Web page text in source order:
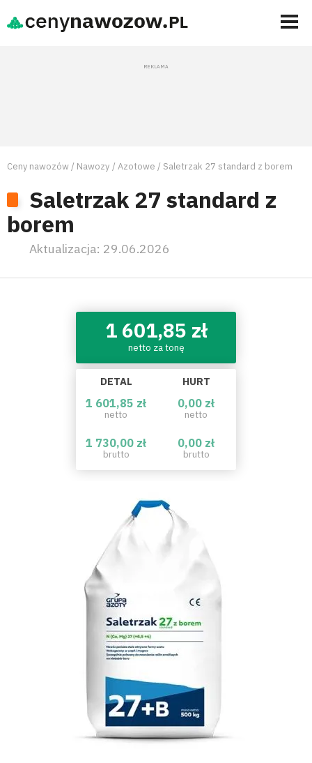
Ceny nawozów Nawozy Azotowe Saletrzak 27 standard z borem
Saletrzak 27 standard z
borem
Aktualizacja: 29.06.2026
1 601,85 zł
netto za tonę
DETAL HURT
1 601,85 zł
netto
0,00 zł
netto
1 730,00 zł
brutto
0,00 zł
brutto